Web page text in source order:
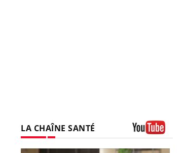
LA CHAÎNE SANTÉ